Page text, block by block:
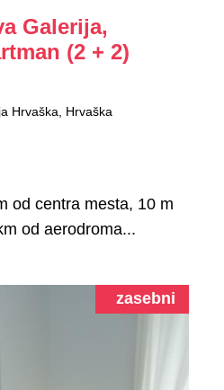
Galerija,
(2 + 2)
Hrvaška, Hrvaška
od centra mesta, 10 m
od aerodroma...
zasebni